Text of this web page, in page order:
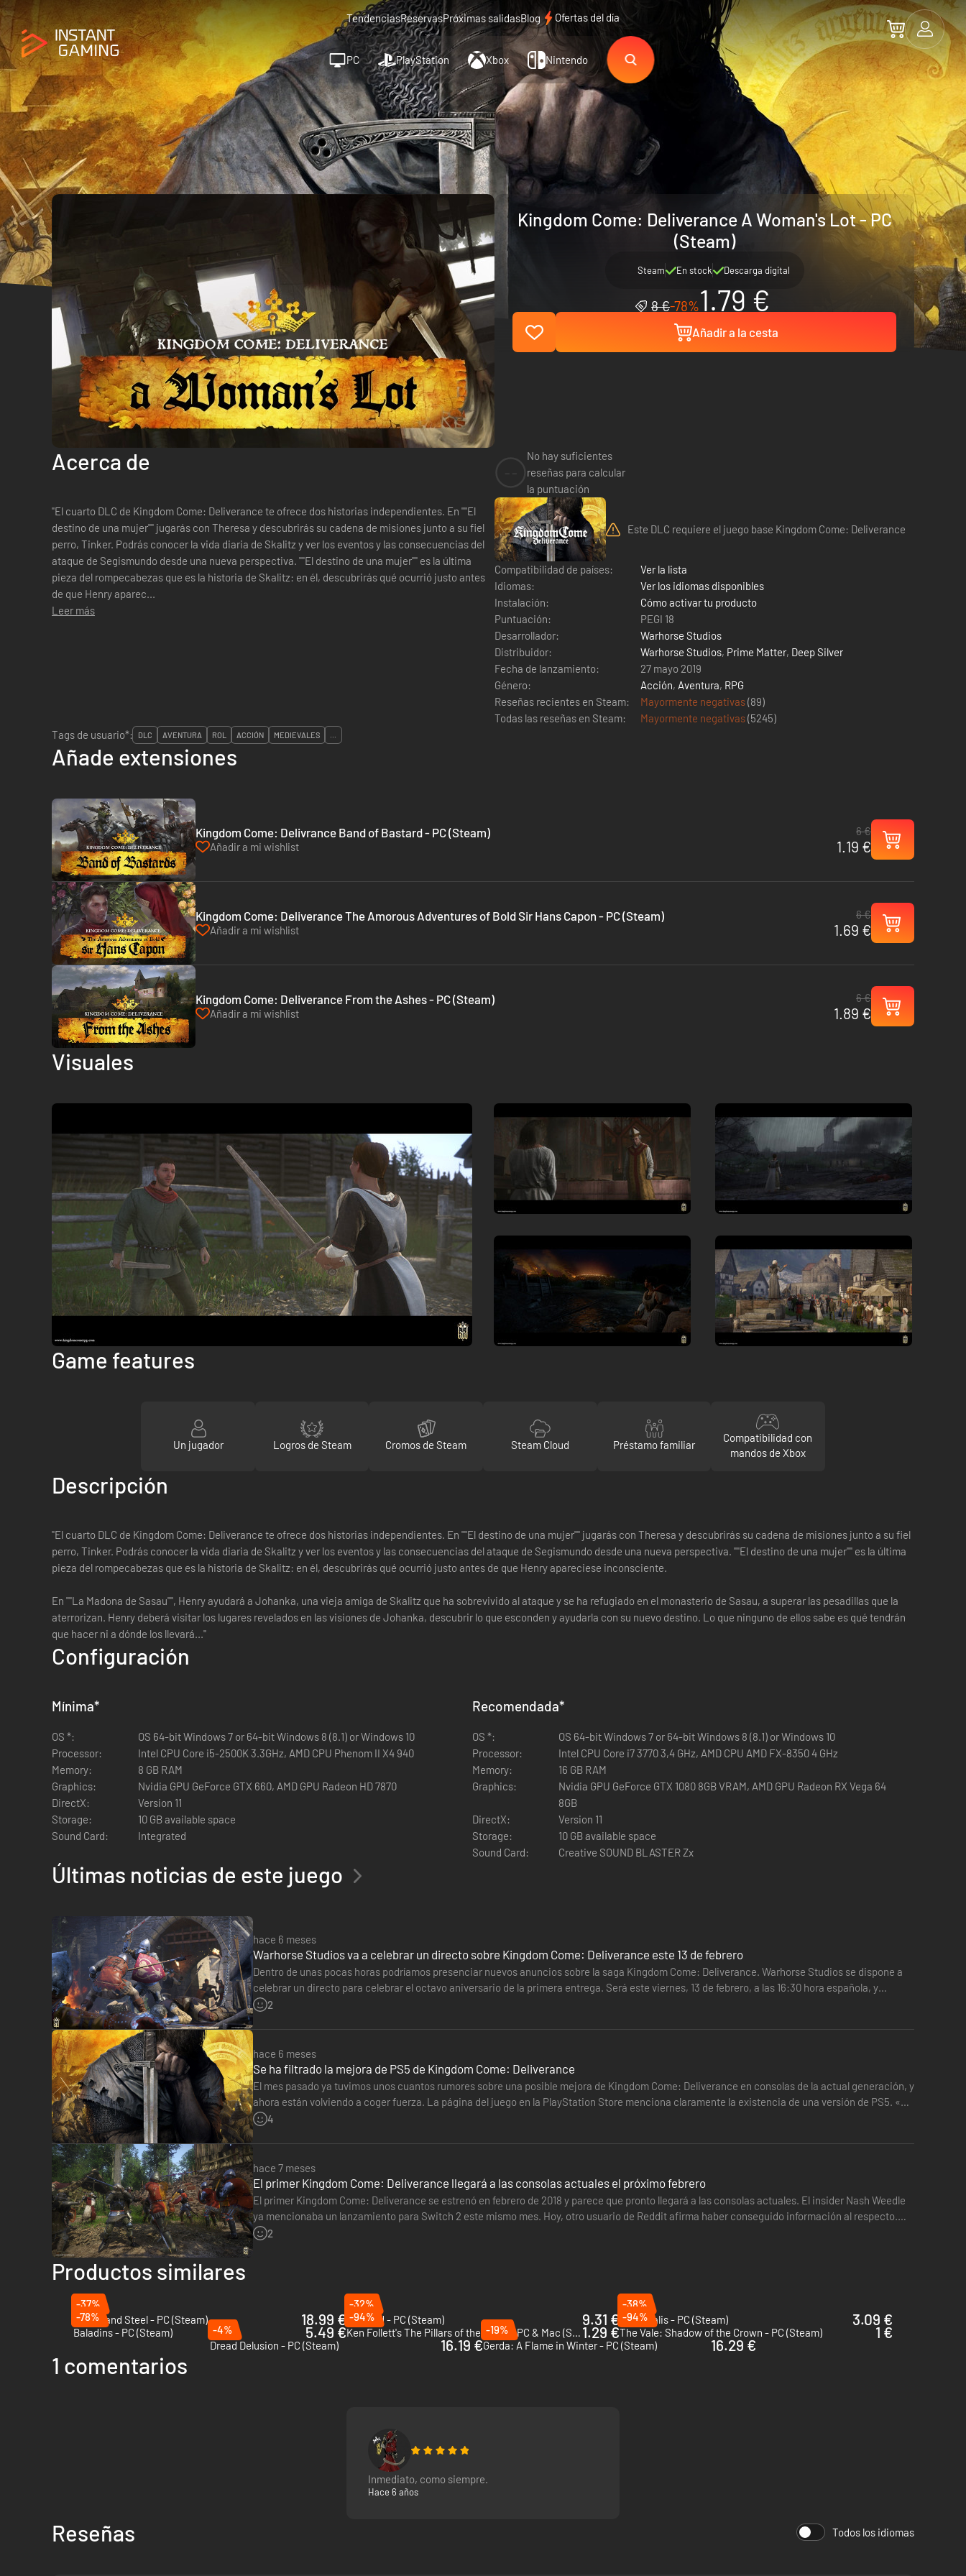
TendenciasReservasPróximas salidasBlog Ofertas del día
PC PlayStation Xbox Nintendo
Kingdom Come: Deliverance A Woman's Lot - PC
(Steam)
Steam En stock Descarga digital
8 €-78%1.79 €
Añadir a la cesta
Acerca de
"El cuarto DLC de Kingdom Come: Deliverance te ofrece dos historias independientes. En ""El
destino de una mujer"" jugarás con Theresa y descubrirás su cadena de misiones junto a su fiel
perro, Tinker. Podrás conocer la vida diaria de Skalitz y ver los eventos y las consecuencias del
ataque de Segismundo desde una nueva perspectiva. ""El destino de una mujer"" es la última
pieza del rompecabezas que es la historia de Skalitz: en él, descubrirás qué ocurrió justo antes
de que Henry aparec...
Leer más
No hay suficientes
reseñas para calcular
la puntuación
Este DLC requiere el juego base Kingdom Come: Deliverance
Compatibilidad de países:
Ver la lista
Idiomas:
Ver los idiomas disponibles
Instalación:
Cómo activar tu producto
Puntuación:
PEGI 18
Desarrollador:
Warhorse Studios
Distribuidor:
Warhorse Studios, Prime Matter, Deep Silver
Fecha de lanzamiento:
27 mayo 2019
Género:
Acción, Aventura, RPG
Reseñas recientes en Steam:
Mayormente negativas(89)
Todas las reseñas en Steam:
Mayormente negativas(5245)
Tags de usuario*:
DLC AVENTURA ROL ACCIÓN MEDIEVALES ...
Añade extensiones
Kingdom Come: Delivrance Band of Bastard - PC (Steam)
Añadir a mi wishlist
6 €
1.19 €
Kingdom Come: Deliverance The Amorous Adventures of Bold Sir Hans Capon - PC (Steam)
Añadir a mi wishlist
6 €
1.69 €
Kingdom Come: Deliverance From the Ashes - PC (Steam)
Añadir a mi wishlist
6 €
1.89 €
Visuales
Game features
Un jugador Logros de Steam Cromos de Steam Steam Cloud Préstamo familiar
Compatibilidad con
mandos de Xbox
Descripción
"El cuarto DLC de Kingdom Come: Deliverance te ofrece dos historias independientes. En ""El destino de una mujer"" jugarás con Theresa y descubrirás su cadena de misiones junto a su fiel
perro, Tinker. Podrás conocer la vida diaria de Skalitz y ver los eventos y las consecuencias del ataque de Segismundo desde una nueva perspectiva. ""El destino de una mujer"" es la última
pieza del rompecabezas que es la historia de Skalitz: en él, descubrirás qué ocurrió justo antes de que Henry apareciese inconsciente.
En ""La Madona de Sasau"", Henry ayudará a Johanka, una vieja amiga de Skalitz que ha sobrevivido al ataque y se ha refugiado en el monasterio de Sasau, a superar las pesadillas que la
aterrorizan. Henry deberá visitar los lugares revelados en las visiones de Johanka, descubrir lo que esconden y ayudarla con su nuevo destino. Lo que ninguno de ellos sabe es qué tendrán
que hacer ni a dónde los llevará..."
Configuración
Mínima*
OS *:
OS 64-bit Windows 7 or 64-bit Windows 8 (8.1) or Windows 10
Processor:
Intel CPU Core i5-2500K 3.3GHz, AMD CPU Phenom II X4 940
Memory:
8 GB RAM
Graphics:
Nvidia GPU GeForce GTX 660, AMD GPU Radeon HD 7870
DirectX:
Version 11
Storage:
10 GB available space
Sound Card:
Integrated
Recomendada*
OS *:
OS 64-bit Windows 7 or 64-bit Windows 8 (8.1) or Windows 10
Processor:
Intel CPU Core i7 3770 3,4 GHz, AMD CPU AMD FX-8350 4 GHz
Memory:
16 GB RAM
Graphics:
Nvidia GPU GeForce GTX 1080 8GB VRAM, AMD GPU Radeon RX Vega 64
8GB
DirectX:
Version 11
Storage:
10 GB available space
Sound Card:
Creative SOUND BLASTER Zx
Últimas noticias de este juego
hace 6 meses
Warhorse Studios va a celebrar un directo sobre Kingdom Come: Deliverance este 13 de febrero
Dentro de unas pocas horas podríamos presenciar nuevos anuncios sobre la saga Kingdom Come: Deliverance. Warhorse Studios se dispone a
celebrar un directo para celebrar el octavo aniversario de la primera entrega. Será este viernes, 13 de febrero, a las 16:30 hora española, y
podremos seguirlo en Twitch.…
2
hace 6 meses
Se ha filtrado la mejora de PS5 de Kingdom Come: Deliverance
El mes pasado ya tuvimos unos cuantos rumores sobre una posible mejora de Kingdom Come: Deliverance en consolas de la actual generación, y
ahora están volviendo a coger fuerza. La página del juego en la PlayStation Store menciona claramente la existencia de una versión de PS5. «La
versión de PS5 de…
4
hace 7 meses
El primer Kingdom Come: Deliverance llegará a las consolas actuales el próximo febrero
El primer Kingdom Come: Deliverance se estrenó en febrero de 2018 y parece que pronto llegará a las consolas actuales. El insider Nash Weedle
ya mencionaba un lanzamiento para Switch 2 este mismo mes. Hoy, otro usuario de Reddit afirma haber conseguido información al respecto.
Según él, Warhorse Studios…
2
Productos similares
-37%
Of Ash and Steel - PC (Steam)
18.99 €
-32%
Lunacid - PC (Steam)
9.31 €
-38%
Arx Fatalis - PC (Steam)
3.09 €
-78%
Baladins - PC (Steam)
5.49 €
-94%
1.29 €
-94%
The Vale: Shadow of the Crown - PC (Steam)
1 €
-4%
Dread Delusion - PC (Steam)
16.19 €
-19%
Gerda: A Flame in Winter - PC (Steam)
16.29 €
1 comentarios
Inmediato, como siempre.
Hace 6 años
Reseñas Todos los idiomas